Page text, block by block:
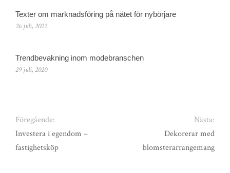
Texter om marknadsföring på nätet för nybörjare
26 juli, 2022
Trendbevakning inom modebranschen
29 juli, 2020
Föregående:
Investera i egendom –
fastighetsköp
Nästa:
Dekorerar med
blomsterarrangemang